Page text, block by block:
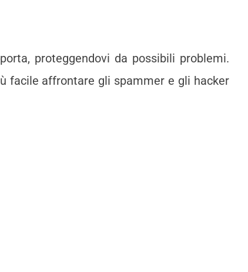
proteggendovi da possibili problemi.
facile affrontare gli spammer e gli hacker